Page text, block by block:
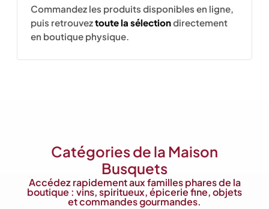
Commandez les produits disponibles en ligne,
puis retrouveztoute la sélectiondirectement
en boutique physique.
Catégories de la Maison
Busquets
Accédez rapidement aux familles phares de la
boutique : vins, spiritueux, épicerie fine, objets
et commandes gourmandes.